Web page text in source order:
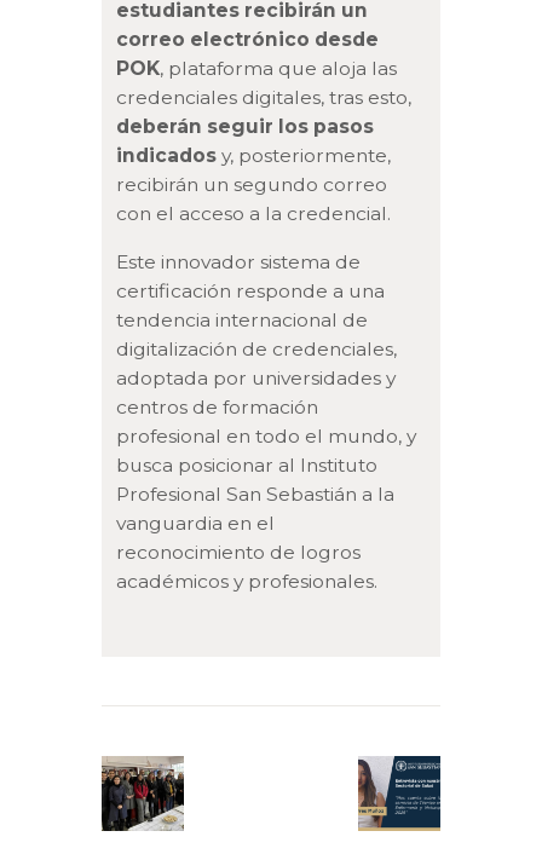
estudiantes recibirán un
correo electrónico desde
POK, plataforma que aloja las
credenciales digitales, tras esto,
deberán seguir los pasos
indicados y, posteriormente,
recibirán un segundo correo
con el acceso a la credencial.
Este innovador sistema de
certificación responde a una
tendencia internacional de
digitalización de credenciales,
adoptada por universidades y
centros de formación
profesional en todo el mundo, y
busca posicionar al Instituto
Profesional San Sebastián a la
vanguardia en el
reconocimiento de logros
académicos y profesionales.
de
entradas
Previous